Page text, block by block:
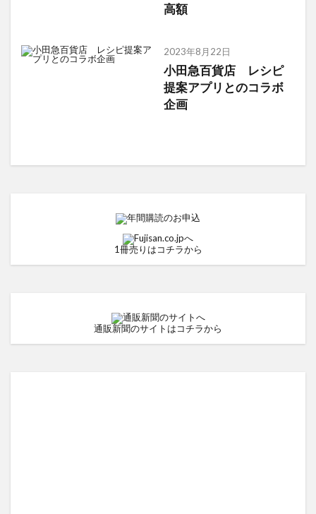
高額
2023年8月22日
小田急百貨店 レシピ
提案アプリとのコラボ
企画
1冊売りはコチラから
通販新聞のサイトはコチラから